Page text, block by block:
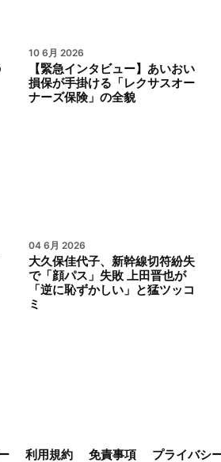
10 6月 2026
【緊急インタビュー】あいおい
損保が手掛ける「レクサスオー
ナーズ保険」の全貌
04 6月 2026
大久保佳代子、新幹線切符紛失
で「顔パス」失敗 上田晋也が
「逆に恥ずかしい」と猛ツッコ
ミ
利用規約 免責事項 プライバシ